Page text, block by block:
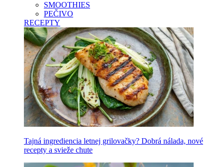
SMOOTHIES
PEČIVO
RECEPTY
Tajná ingrediencia letnej grilovačky? Dobrá nálada, nové
recepty a svieže chute